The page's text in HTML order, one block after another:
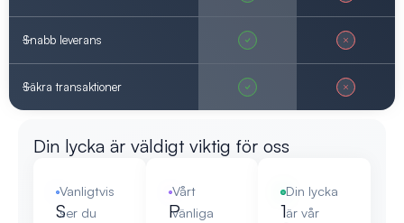
Snabb leverans
Säkra transaktioner
Din lycka är väldigt viktig för oss
S
Vanligtvis
ser du
P
Vårt
vänliga
1
Din lycka
är vår